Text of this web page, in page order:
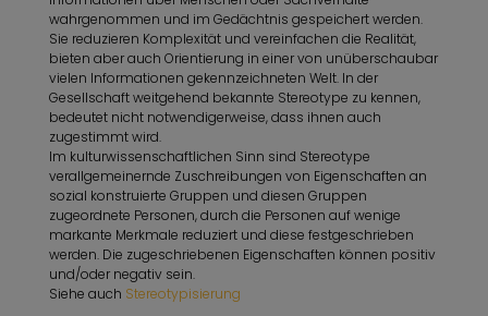
wahrgenommen und im Gedächtnis gespeichert werden.
Sie reduzieren Komplexität und vereinfachen die Realität,
bieten aber auch Orientierung in einer von unüberschaubar
vielen Informationen gekennzeichneten Welt. In der
Gesellschaft weitgehend bekannte Stereotype zu kennen,
bedeutet nicht notwendigerweise, dass ihnen auch
zugestimmt wird.
Im kulturwissenschaftlichen Sinn sind Stereotype
verallgemeinernde Zuschreibungen von Eigenschaften an
sozial konstruierte Gruppen und diesen Gruppen
zugeordnete Personen, durch die Personen auf wenige
markante Merkmale reduziert und diese festgeschrieben
werden. Die zugeschriebenen Eigenschaften können positiv
und/oder negativ sein.
Siehe auch Stereotypisierung